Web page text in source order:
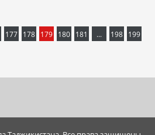
177 178 179 180 181 ... 198 199